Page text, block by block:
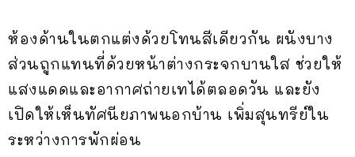
ห้องด้านในตกแต่งด้วยโทนสีเดียวกัน ผนังบาง
ส่วนถูกแทนที่ด้วยหน้าต่างกระจกบานใส ช่วยให้
แสงแดดและอากาศถ่ายเทได้ตลอดวัน และยัง
เปิดให้เห็นทัศนียภาพนอกบ้าน เพิ่มสุนทรีย์ใน
ระหว่างการพักผ่อน